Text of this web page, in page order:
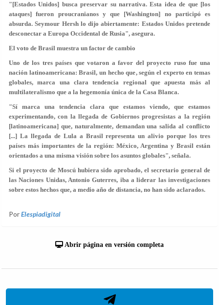
"[Estados Unidos] busca preservar su narrativa. Esta idea de que [los
ataques] fueron proucranianos y que [Washington] no participó es
absurda. Seymour Hersh lo dijo abiertamente: Estados Unidos pretende
desconectar a Europa Occidental de Rusia", asegura.
El voto de Brasil muestra un factor de cambio
Uno de los tres países que votaron a favor del proyecto ruso fue una
nación latinoamericana: Brasil, un hecho que, según el experto en temas
globales, marca una clara tendencia regional que apuesta más al
multilateralismo que a la hegemonía única de la Casa Blanca.
"Sí marca una tendencia clara que estamos viendo, que estamos
experimentando, con la llegada de Gobiernos progresistas a la región
[latinoamericana] que, naturalmente, demandan una salida al conflicto
[...] La llegada de Lula a Brasil representa un alivio porque los tres
países más importantes de la región: México, Argentina y Brasil están
orientados a una misma visión sobre los asuntos globales", señala.
Si el proyecto de Moscú hubiera sido aprobado, el secretario general de
las Naciones Unidas, Antonio Guterres, iba a liderar las investigaciones
sobre estos hechos que, a medio año de distancia, no han sido aclarados.
PorElespiadigital
Abrir página en versión completa